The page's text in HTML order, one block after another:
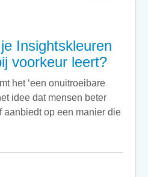
Insightskleuren
voorkeur leert?
het ‘een onuitroeibare
idee dat mensen beter
aanbiedt op een manier die